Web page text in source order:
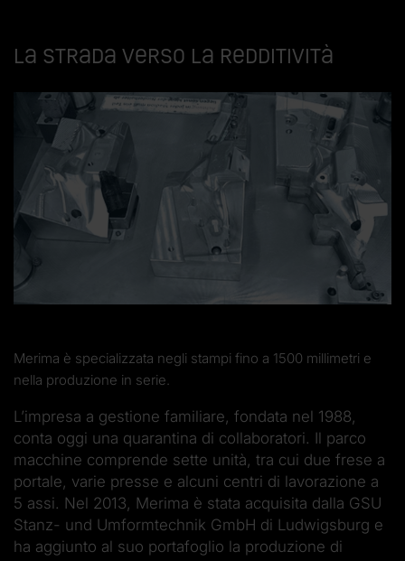
La strada verso la redditività
Merima è specializzata negli stampi fino a 1500 millimetri e
nella produzione in serie.
L’impresa a gestione familiare, fondata nel 1988,
conta oggi una quarantina di collaboratori. Il parco
macchine comprende sette unità, tra cui due frese a
portale, varie presse e alcuni centri di lavorazione a
5 assi. Nel 2013, Merima è stata acquisita dalla GSU
Stanz- und Umformtechnik GmbH di Ludwigsburg e
ha aggiunto al suo portafoglio la produzione di